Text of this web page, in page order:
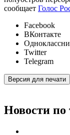
сообщает Голос
Facebook
ВКонтакте
Twitter
Telegram
Версия для печати
Новости по